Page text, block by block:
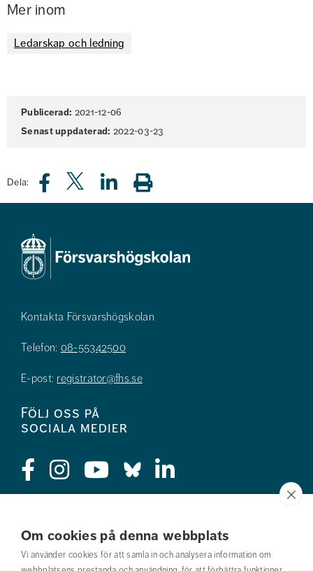
Om cookies på denna webbplats
Vi använder cookies för att samla in och analysera information om
Mer inom
Ledarskap och ledning
Publicerad: 2021-12-06
Senast uppdaterad: 2022-03-23
Dela:
Kontakta Försvarshögskolan
Telefon: 08-55342500
E-post: registrator@fhs.se
Följ oss på
sociala medier
Jobba hos oss